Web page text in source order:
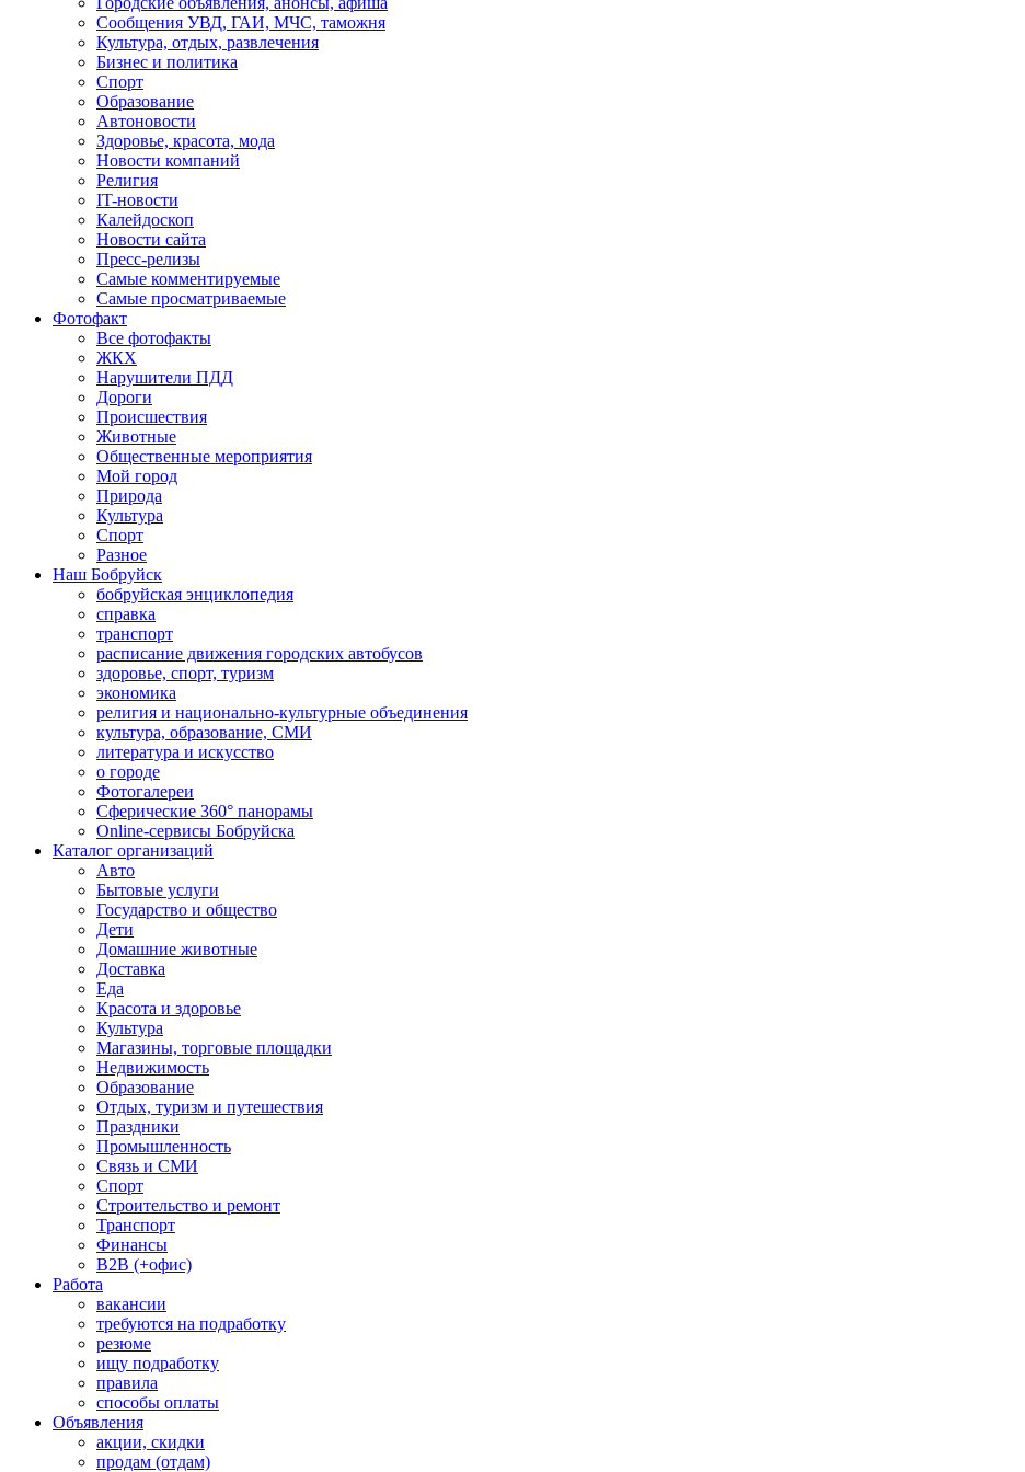
Сообщения УВД, ГАИ, МЧС, таможня
Культура, отдых, развлечения
Бизнес и политика
Спорт
Образование
Автоновости
Здоровье, красота, мода
Новости компаний
Религия
IT-новости
Калейдоскоп
Новости сайта
Пресс-релизы
Самые комментируемые
Самые просматриваемые
Фотофакт
Все фотофакты
ЖКХ
Нарушители ПДД
Дороги
Происшествия
Животные
Общественные мероприятия
Мой город
Природа
Культура
Спорт
Разное
Наш Бобруйск
бобруйская энциклопедия
справка
транспорт
расписание движения городских автобусов
здоровье, спорт, туризм
экономика
религия и национально-культурные объединения
культура, образование, СМИ
литература и искусство
о городе
Фотогалереи
Сферические 360° панорамы
Online-сервисы Бобруйска
Каталог организаций
Авто
Бытовые услуги
Государство и общество
Дети
Домашние животные
Доставка
Еда
Красота и здоровье
Культура
Магазины, торговые площадки
Недвижимость
Образование
Отдых, туризм и путешествия
Праздники
Промышленность
Связь и СМИ
Спорт
Строительство и ремонт
Транспорт
Финансы
B2B (+офис)
Работа
вакансии
требуются на подработку
резюме
ищу подработку
правила
способы оплаты
Объявления
акции, скидки
продам (отдам)